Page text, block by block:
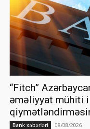
“Fitch”
əməliyyat mühiti
Bank xəbərləri 08/08/2026